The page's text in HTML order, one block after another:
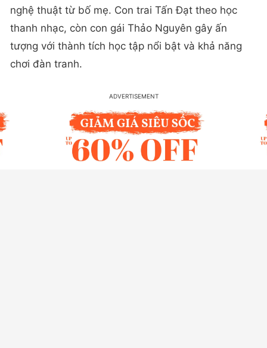
nghệ thuật từ bố mẹ. Con trai Tấn Đạt theo học
thanh nhạc, còn con gái Thảo Nguyên gây ấn
tượng với thành tích học tập nổi bật và khả năng
chơi đàn tranh.